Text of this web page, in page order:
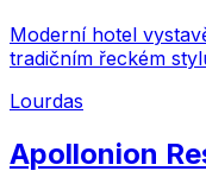
Moderní hotel
tradičním řeckém
Lourdas
Apollonion